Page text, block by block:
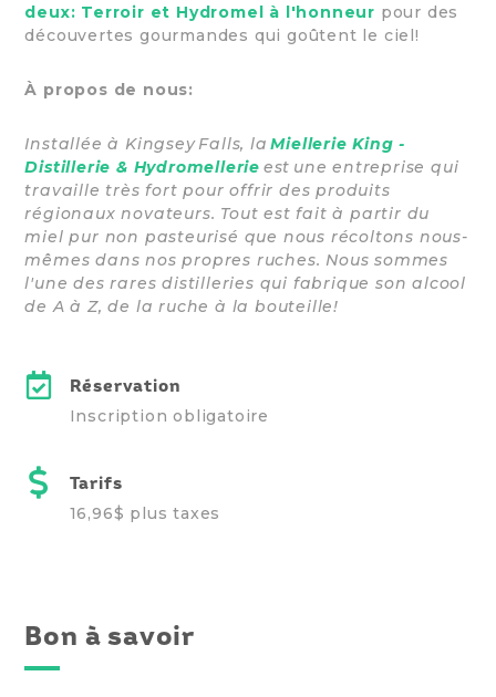
deux: Terroir et Hydromel à l'honneur pour des
découvertes gourmandes qui goûtent le ciel!
À propos de nous:
Installée à Kingsey Falls, laMiellerie King -
Distillerie & Hydromellerie est une entreprise qui
travaille très fort pour offrir des produits
régionaux novateurs. Tout est fait à partir du
miel pur non pasteurisé que nous récoltons nous-
mêmes dans nos propres ruches. Nous sommes
l'une des rares distilleries qui fabrique son alcool
de A à Z, de la ruche à la bouteille!
Réservation
Inscription obligatoire
Tarifs
16,96$ plus taxes
Bon à savoir